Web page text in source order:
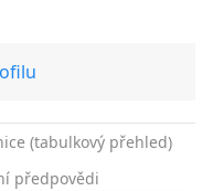
(tabulkový přehled)
předpovědi